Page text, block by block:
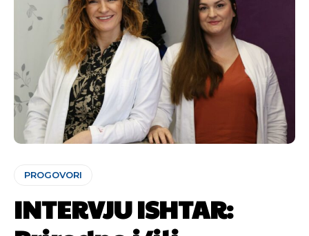
PROGOVORI
INTERVJU ISHTAR: